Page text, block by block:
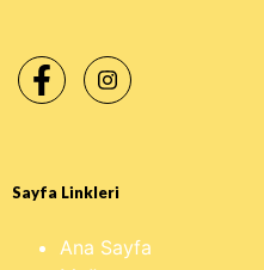
Sayfa Linkleri
Ana Sayfa